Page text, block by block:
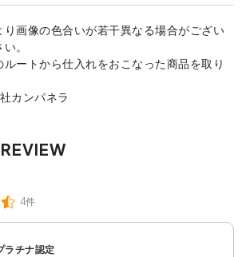
画像の色合いが若干異なる場合がござい
。
ートから仕入れをおこなった商品を取り
カンパネラ
4件
ラチナ認定